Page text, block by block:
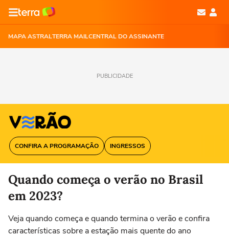
MAPA ASTRALTERRA MAILCENTRAL DO ASSINANTE
PUBLICIDADE
CONFIRA A PROGRAMAÇÃO INGRESSOS
Quando começa o verão no Brasil
em 2023?
Veja quando começa e quando termina o verão e confira
características sobre a estação mais quente do ano